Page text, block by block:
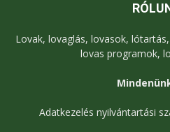
Lovak, lovaglás, lovasok,
lovas programok,
Adatkezelés nyilvántartási